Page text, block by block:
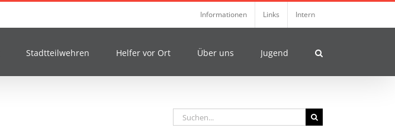
Informationen Links Intern
Stadtteilwehren Helfer vor Ort Über uns Jugend
Suche
nach: